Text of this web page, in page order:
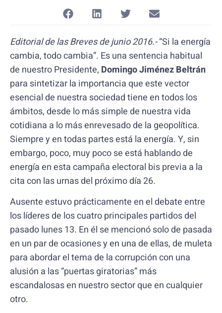
Editorial de las Breves de junio 2016.-“Si la energía
cambia, todo cambia”. Es una sentencia habitual
de nuestro Presidente, Domingo Jiménez Beltrán
para sintetizar la importancia que este vector
esencial de nuestra sociedad tiene en todos los
ámbitos, desde lo más simple de nuestra vida
cotidiana a lo más enrevesado de la geopolítica.
Siempre y en todas partes está la energía. Y, sin
embargo, poco, muy poco se está hablando de
energía en esta campaña electoral bis previa a la
cita con las urnas del próximo día 26.
Ausente estuvo prácticamente en el debate entre
los líderes de los cuatro principales partidos del
pasado lunes 13. En él se mencionó solo de pasada
en un par de ocasiones y en una de ellas, de muleta
para abordar el tema de la corrupción con una
alusión a las “puertas giratorias” más
escandalosas en nuestro sector que en cualquier
otro.